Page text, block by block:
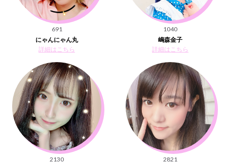
691
にゃんにゃん丸
詳細はこちら
1040
嶋森金子
詳細はこちら
2130
2821